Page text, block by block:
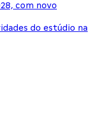
com novo
do estúdio na